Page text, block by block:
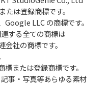
たは登録商標です。
LLC の商標です。
する全ての商標は
社の商標です。
または登録商標です。
事・写真等あらゆる素材